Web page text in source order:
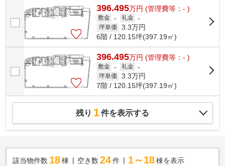
396.495万円 (管理費等：- )
敷金 - 礼金 -
坪単価 3.3万円
6階 / 120.15坪(397.19㎡)
396.495万円 (管理費等：- )
敷金 - 礼金 -
坪単価 3.3万円
7階 / 120.15坪(397.19㎡)
残り 1件を表示する
該当物件数 18棟 空き数 24 件 1～18 棟を表示